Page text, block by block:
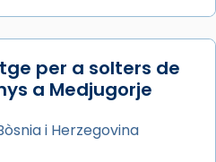
per a solters de
a Medjugorje
i Herzegovina